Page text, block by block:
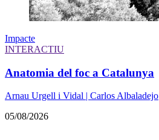
Impacte
INTERACTIU
Anatomia del foc a Catalunya
Arnau Urgell i Vidal | Carlos Albaladejo
05/08/2026